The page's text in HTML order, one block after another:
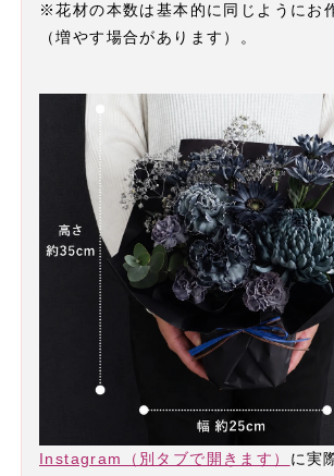
※花材の本数は基本的に同じようにお
（増やす場合があります）。
Instagram（別タブで開きます） に実